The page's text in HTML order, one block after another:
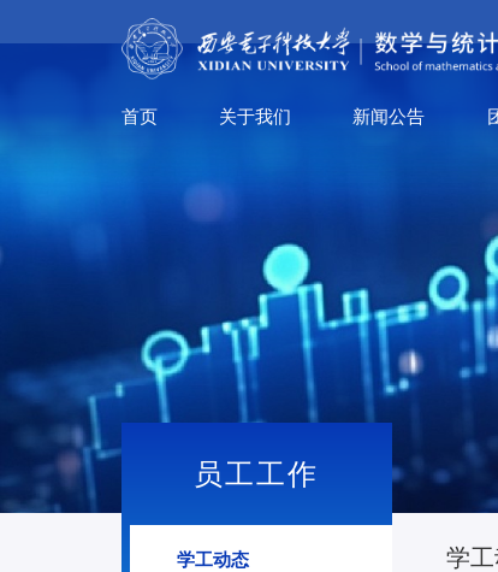
首页 关于我们 新闻公告
员工工作
学工动态 学